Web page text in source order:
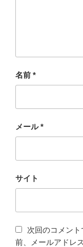
名前 *
メール*
サイト
次回のコメン
前、メールアドレ